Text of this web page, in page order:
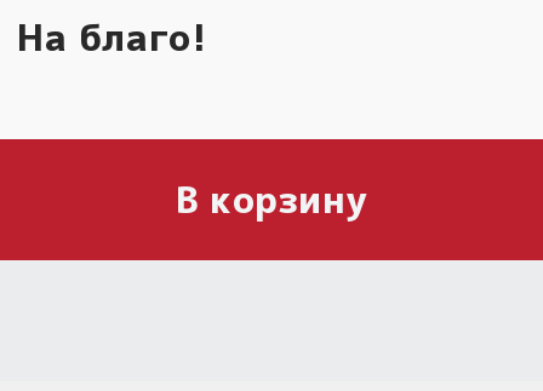
На благо!
В корзину